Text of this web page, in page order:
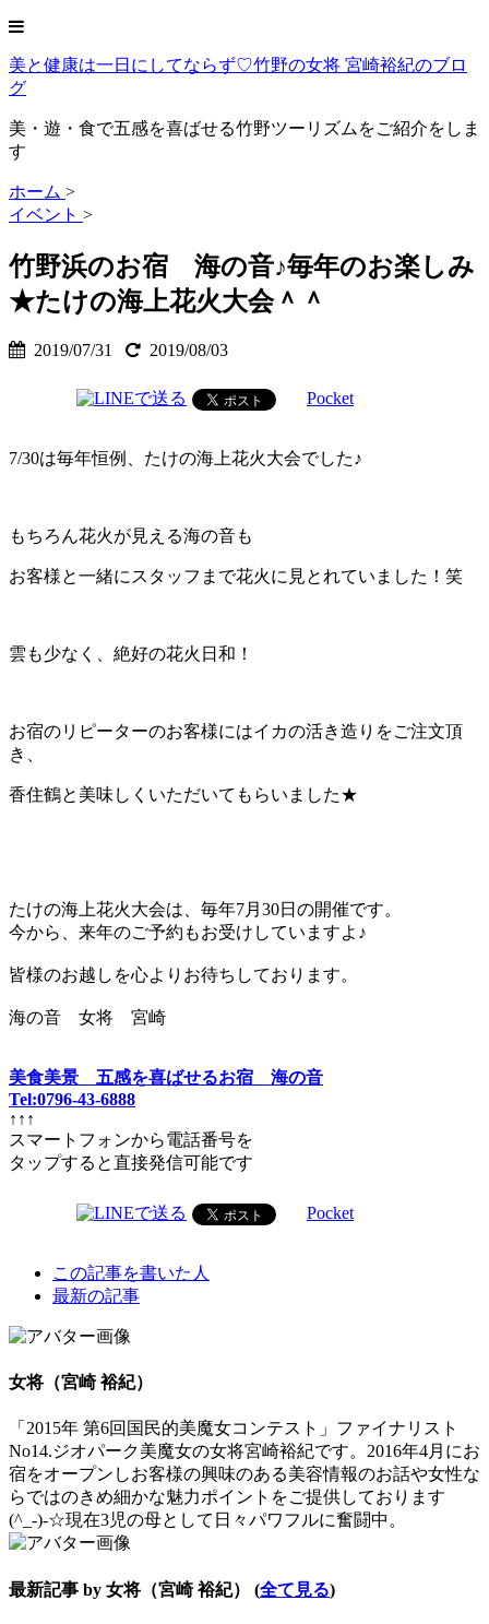
美と健康は一日にしてならず♡竹野の女将 宮崎裕紀のブロ
グ
美・遊・食で五感を喜ばせる竹野ツーリズムをご紹介をしま
す
ホーム >
イベント >
竹野浜のお宿 海の音♪毎年のお楽しみ
★たけの海上花火大会＾＾
2019/07/31 2019/08/03
Pocket
7/30は毎年恒例、たけの海上花火大会でした♪
もちろん花火が見える海の音も
お客様と一緒にスタッフまで花火に見とれていました！笑
雲も少なく、絶好の花火日和！
お宿のリピーターのお客様にはイカの活き造りをご注文頂
き、
香住鶴と美味しくいただいてもらいました★
たけの海上花火大会は、毎年7月30日の開催です。
今から、来年のご予約もお受けしていますよ♪
皆様のお越しを心よりお待ちしております。
海の音 女将 宮崎
美食美景 五感を喜ばせるお宿 海の音
Tel:0796-43-6888
↑↑↑
スマートフォンから電話番号を
タップすると直接発信可能です
Pocket
following
tabs
change
content
below.
この記事を書いた人
最新の記事
女将（宮崎 裕紀）
「2015年 第6回国民的美魔女コンテスト」ファイナリスト
No14.ジオパーク美魔女の女将宮崎裕紀です。2016年4月にお
宿をオープンしお客様の興味のある美容情報のお話や女性な
らではのきめ細かな魅力ポイントをご提供しております
(^_-)-☆現在3児の母として日々パワフルに奮闘中。
最新記事 by 女将（宮崎 裕紀） (全て見る)